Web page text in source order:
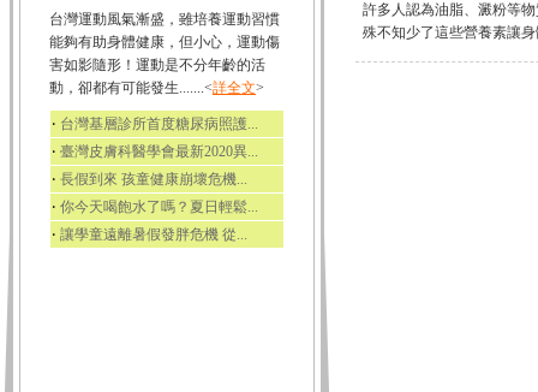
台灣運動風氣漸盛，雖培養運動習慣
能夠有助身體健康，但小心，運動傷
害如影隨形！運動是不分年齡的活
動，卻都有可能發生.......<詳全文>
‧ 台灣基層診所首度糖尿病照護...
‧ 臺灣皮膚科醫學會最新2020異...
‧ 長假到來 孩童健康崩壞危機...
‧ 你今天喝飽水了嗎？夏日輕鬆...
‧ 讓學童遠離暑假發胖危機 從...
許多人認為油脂、澱粉等
殊不知少了這些營養素讓身